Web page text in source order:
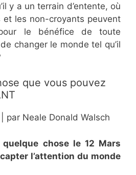
y a un terrain d’entente, où
et les non-croyants peuvent
le bénéfice de toute
de changer le monde tel qu’il
que vous pouvez
par Neale Donald Walsch
chose le 12 Mars
l’attention du monde